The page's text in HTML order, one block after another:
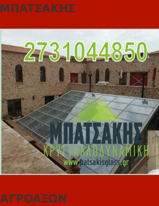
ΜΠΑΤΣΑΚΗΣ
ΑΓΡΟΑΞΩΝ